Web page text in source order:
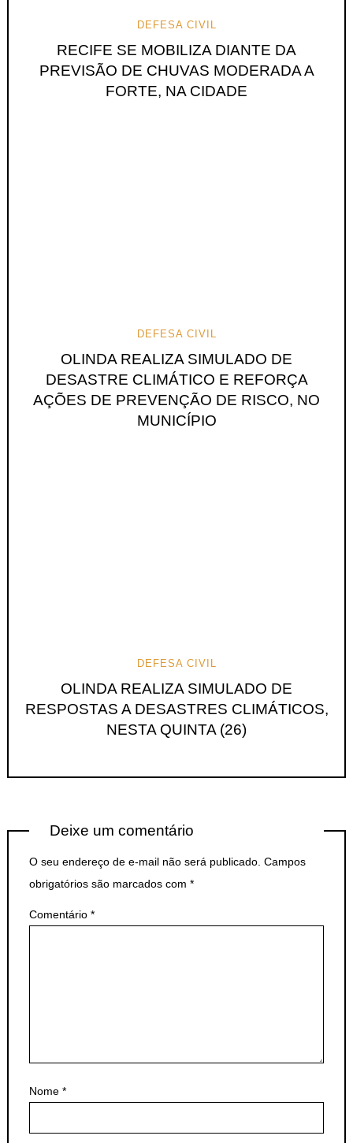
DEFESA CIVIL
RECIFE SE MOBILIZA DIANTE DA
PREVISÃO DE CHUVAS MODERADA A
FORTE, NA CIDADE
DEFESA CIVIL
OLINDA REALIZA SIMULADO DE
DESASTRE CLIMÁTICO E REFORÇA
AÇÕES DE PREVENÇÃO DE RISCO, NO
MUNICÍPIO
DEFESA CIVIL
OLINDA REALIZA SIMULADO DE
RESPOSTAS A DESASTRES CLIMÁTICOS,
NESTA QUINTA (26)
Deixe um comentário
O seu endereço de e-mail não será publicado. Campos
obrigatórios são marcados com *
Comentário *
Nome *